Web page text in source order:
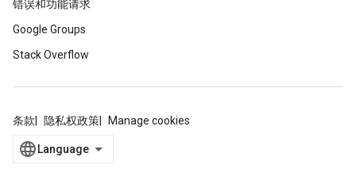
错误和功能请求
Google Groups
Stack Overflow
条款 隐私权政策 Manage cookies